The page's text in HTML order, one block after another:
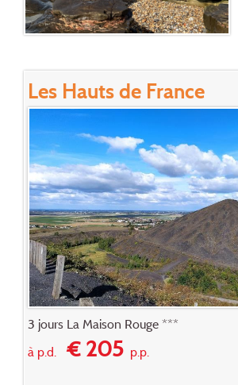
Les Hauts de France
3 jours La Maison Rouge ***
à p.d.€ 205p.p.